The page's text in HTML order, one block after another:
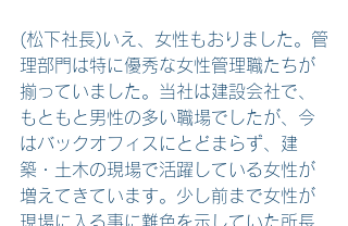
(松下社長)いえ、女性もおりました。管
理部門は特に優秀な女性管理職たちが
揃っていました。当社は建設会社で、
もともと男性の多い職場でしたが、今
はバックオフィスにとどまらず、建
築・土木の現場で活躍している女性が
増えてきています。少し前まで女性が
現場に入る事に難色を示していた所長